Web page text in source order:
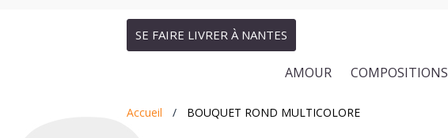
SE FAIRE LIVRER À NANTES
AMOUR COMPOSITIONS
Accueil BOUQUET ROND MULTICOLORE